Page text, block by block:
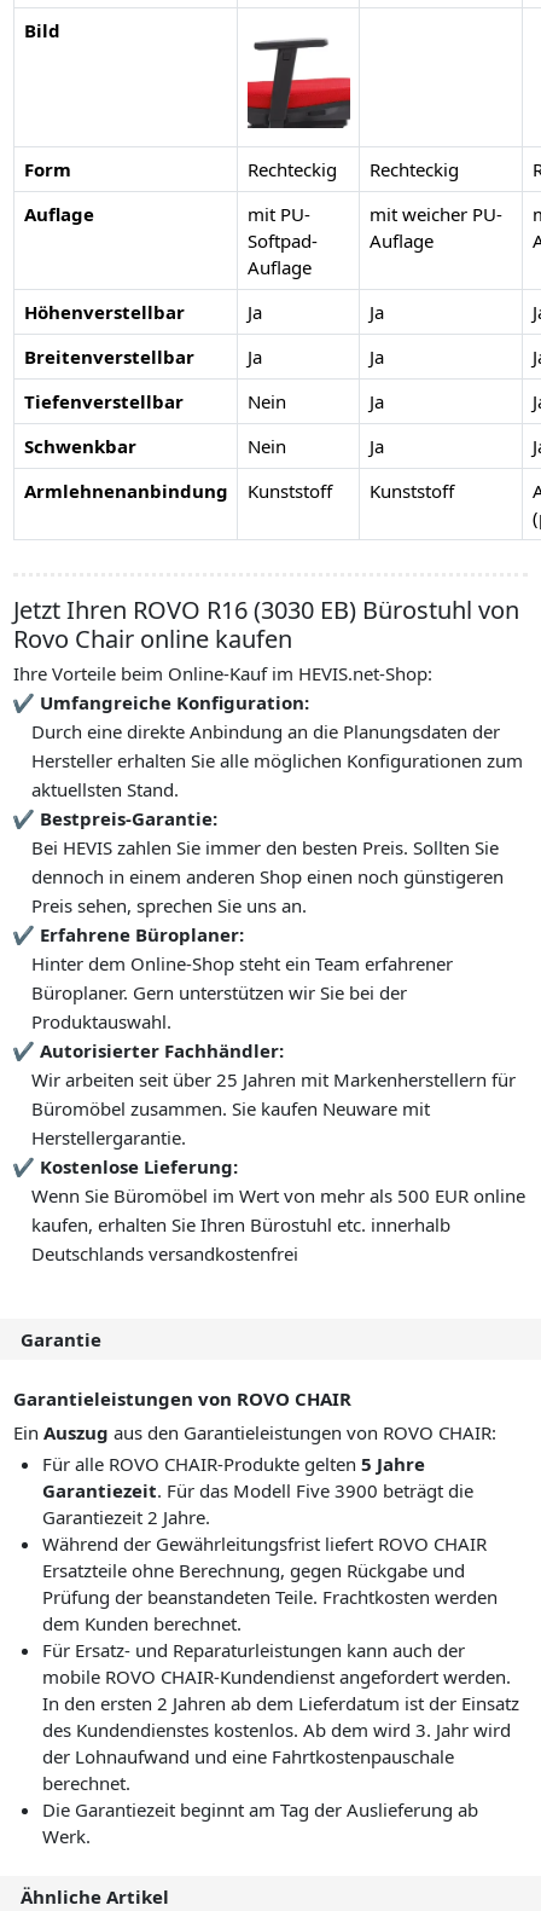
Bild
Form Rechteckig Rechteckig
Auflage
mit PU-
Softpad-
Auflage
mit weicher PU-
Auflage
Höhenverstellbar Ja Ja
Breitenverstellbar
Ja Ja
Tiefenverstellbar
Nein Ja
Schwenkbar
Nein Ja
Armlehnenanbindung
Kunststoff Kunststoff
Jetzt Ihren ROVO R16 (3030 EB) Bürostuhl von
Rovo Chair online kaufen
Ihre Vorteile beim Online-Kauf im HEVIS.net-Shop:
Umfangreiche Konfiguration:
Durch eine direkte Anbindung an die Planungsdaten der
Hersteller erhalten Sie alle möglichen Konfigurationen zum
aktuellsten Stand.
Bestpreis-Garantie:
Bei HEVIS zahlen Sie immer den besten Preis. Sollten Sie
dennoch in einem anderen Shop einen noch günstigeren
Preis sehen, sprechen Sie uns an.
Erfahrene Büroplaner:
Hinter dem Online-Shop steht ein Team erfahrener
Büroplaner. Gern unterstützen wir Sie bei der
Produktauswahl.
Autorisierter Fachhändler:
Wir arbeiten seit über 25 Jahren mit Markenherstellern für
Büromöbel zusammen. Sie kaufen Neuware mit
Herstellergarantie.
Kostenlose Lieferung:
Wenn Sie Büromöbel im Wert von mehr als 500 EUR online
kaufen, erhalten Sie Ihren Bürostuhl etc. innerhalb
Deutschlands versandkostenfrei
Garantie
Garantieleistungen von ROVO CHAIR
EinAuszug aus den Garantieleistungen von ROVO CHAIR:
Für alle ROVO CHAIR-Produkte gelten5 Jahre
Garantiezeit. Für das Modell Five 3900 beträgt die
Garantiezeit 2 Jahre.
Während der Gewährleitungsfrist liefert ROVO CHAIR
Ersatzteile ohne Berechnung, gegen Rückgabe und
Prüfung der beanstandeten Teile. Frachtkosten werden
dem Kunden berechnet.
Für Ersatz- und Reparaturleistungen kann auch der
mobile ROVO CHAIR-Kundendienst angefordert werden.
In den ersten 2 Jahren ab dem Lieferdatum ist der Einsatz
des Kundendienstes kostenlos. Ab dem wird 3. Jahr wird
der Lohnaufwand und eine Fahrtkostenpauschale
berechnet.
Die Garantiezeit beginnt am Tag der Auslieferung ab
Werk.
Ähnliche Artikel